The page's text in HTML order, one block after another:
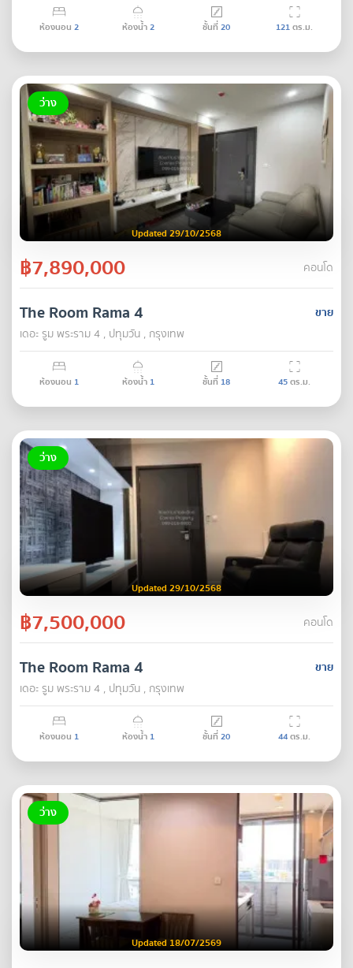
ห้องนอน 2 ห้องน้ำ2 ชั้นที่20 121ตร.ม.
ว่าง
Updated 29/10/2568
฿7,890,000 คอนโด
ขาย
The Room Rama 4
เดอะ รูม พระราม 4 , ปทุมวัน , กรุงเทพ
ห้องนอน 1 ห้องน้ำ 1 ชั้นที่ 18 45ตร.ม.
ว่าง
Updated 29/10/2568
฿7,500,000 คอนโด
ขาย
The Room Rama 4
เดอะ รูม พระราม 4 , ปทุมวัน , กรุงเทพ
ห้องนอน 1 ห้องน้ำ 1 ชั้นที่20 44ตร.ม.
ว่าง
Updated 18/07/2569